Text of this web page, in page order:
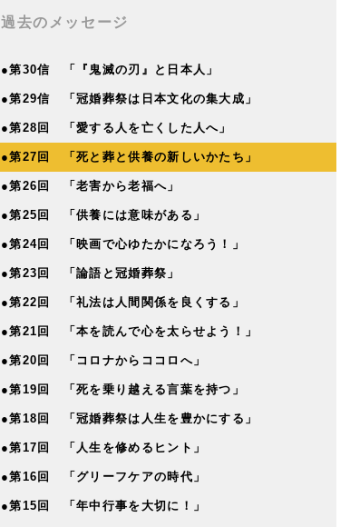
過去のメッセージ
●第30信 「『鬼滅の刃』と日本人」
●第29信 「冠婚葬祭は日本文化の集大成」
●第28回 「愛する人を亡くした人へ」
●第27回 「死と葬と供養の新しいかたち」
●第26回 「老害から老福へ」
●第25回 「供養には意味がある」
●第24回 「映画で心ゆたかになろう！」
●第23回 「論語と冠婚葬祭」
●第22回 「礼法は人間関係を良くする」
●第21回 「本を読んで心を太らせよう！」
●第20回 「コロナからココロへ」
●第19回 「死を乗り越える言葉を持つ」
●第18回 「冠婚葬祭は人生を豊かにする」
●第17回 「人生を修めるヒント」
●第16回 「グリーフケアの時代」
●第15回 「年中行事を大切に！」